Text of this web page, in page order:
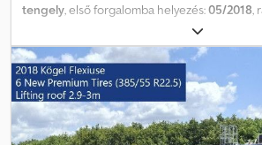
tengely, első forgalomba helyezés:05/2018,
2 480 mm
rakodótér térfogata:101 m³, abroncs méret:
Gyártási év:2018, Felszereltség: ABS
, Saját
12642 (XL kód) tanúsítvány, Raktér (Ho Sz
mm x 3 000 mm, Gumi méret: 385/55 R22.5,
1. tengely: , 2. tengely: , 3. tengely: ,
elektronikus fékrendszer (EBS), tolótető,